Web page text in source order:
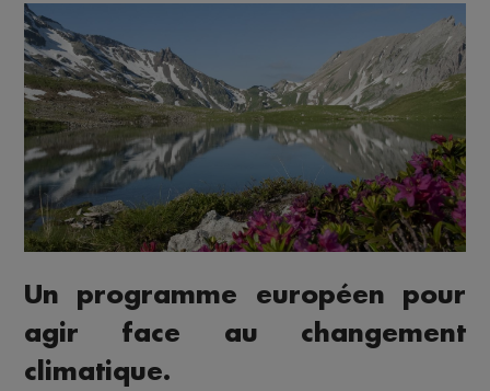
Un programme européen pour
agir face au changement
climatique.